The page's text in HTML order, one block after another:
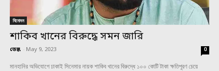
বিনোদন
শাকিব খানের বিরুদ্ধে সমন জারি
ডেস্ক - May 9, 2023 0
মানহানির অভিযোগে ঢাকাই সিনেমার নায়ক শাকিব খানের বিরুদ্ধে ১০০ কোটি টাকা ক্ষতিপূরণ চেয়ে